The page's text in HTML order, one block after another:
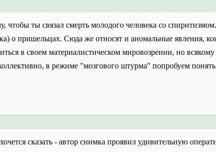
чтобы ты связал смерть молодого человека со
о пришельцах. Сюда же относят и аномальные явления,
в своем материалистическом мировозрении, но
в режиме "мозгового штурма" попробуем
сказать - автор снимка проявил удивительную